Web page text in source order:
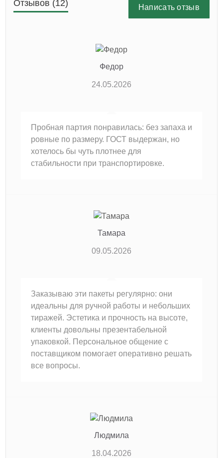
Отзывов (12) Написать отзыв
Федор
24.05.2026
Пробная партия понравилась: без запаха и
ровные по размеру. ГОСТ выдержан, но
хотелось бы чуть плотнее для
стабильности при транспортировке.
Тамара
09.05.2026
Заказываю эти пакеты регулярно: они
идеальны для ручной работы и небольших
тиражей. Эстетика и прочность на высоте,
клиенты довольны презентабельной
упаковкой. Персональное общение с
поставщиком помогает оперативно решать
все вопросы.
Людмила
18.04.2026